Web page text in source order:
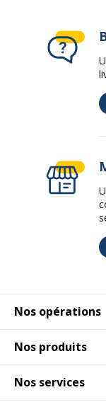
Nos opérations
Nos produits
Nos services